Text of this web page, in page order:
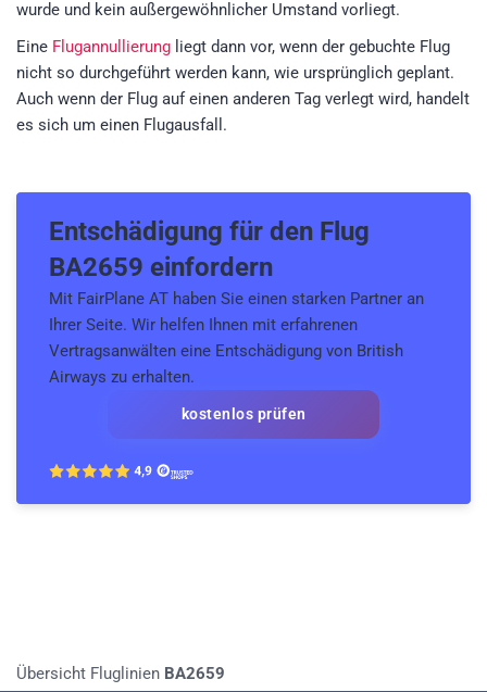
wurde und kein außergewöhnlicher Umstand vorliegt.
Eine Flugannullierung liegt dann vor, wenn der gebuchte Flug
nicht so durchgeführt werden kann, wie ursprünglich geplant.
Auch wenn der Flug auf einen anderen Tag verlegt wird, handelt
es sich um einen Flugausfall.
Entschädigung für den Flug
BA2659 einfordern
Mit FairPlane AT haben Sie einen starken Partner an
Ihrer Seite. Wir helfen Ihnen mit erfahrenen
Vertragsanwälten eine Entschädigung von British
Airways zu erhalten.
kostenlos prüfen
Übersicht Fluglinien BA2659